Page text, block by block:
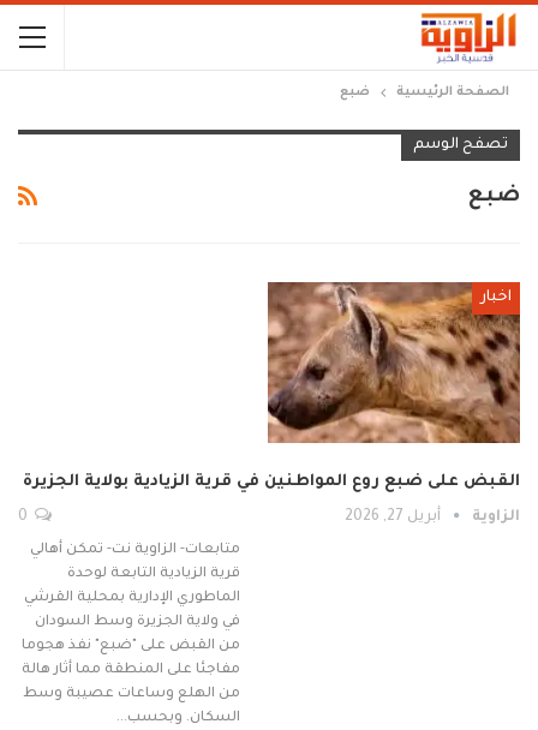
الصفحة الرئيسية ضبع
تصفح الوسم
ضبع
اخبار
القبض على ضبع روع المواطنين في قرية الزيادية بولاية الجزيرة
الزاوية أبريل 27, 2026
متابعات- الزاوية نت- تمكن أهالي
قرية الزيادية التابعة لوحدة
الماطوري الإدارية بمحلية القرشي
في ولاية الجزيرة وسط السودان
من القبض على "ضبع" نفذ هجوما
مفاجئا على المنطقة مما أثار هالة
من الهلع وساعات عصيبة وسط
السكان. وبحسب…